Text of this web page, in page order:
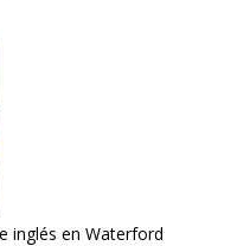
inglés en Waterford